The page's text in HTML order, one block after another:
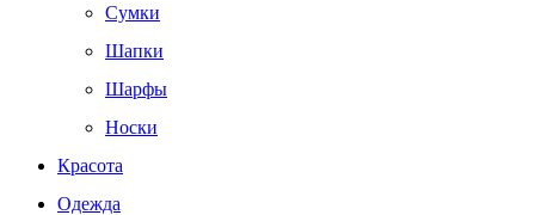
Сумки
Шапки
Шарфы
Носки
Красота
Одежда